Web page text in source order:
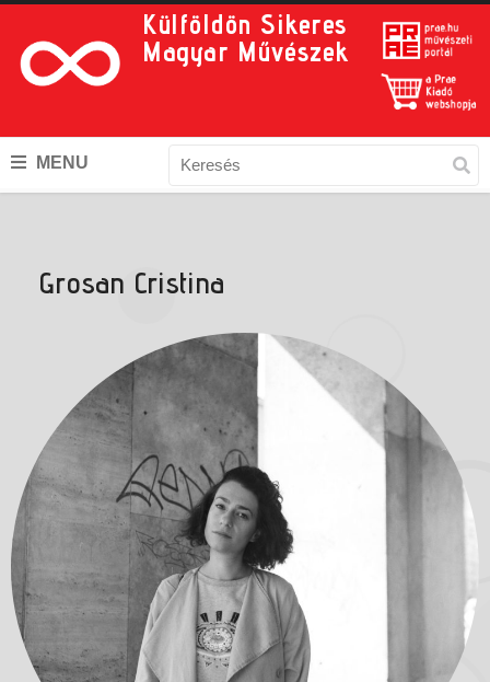
Külföldön Sikeres
Magyar Művészek
MENU
Grosan Cristina